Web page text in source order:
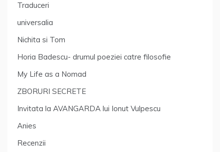
Traduceri
universalia
Nichita si Tom
Horia Badescu- drumul poeziei catre filosofie
My Life as a Nomad
ZBORURI SECRETE
Invitata la AVANGARDA lui Ionut Vulpescu
Anies
Recenzii